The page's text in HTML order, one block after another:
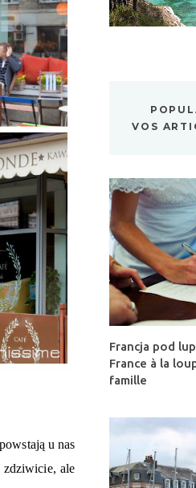
u nas
zdziwicie, ale
VOS
Francja pod
France à la
famille